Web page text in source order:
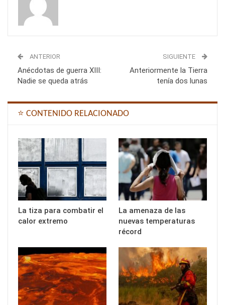
ANTERIOR
Anécdotas de guerra XIII:
Nadie se queda atrás
SIGUIENTE
Anteriormente la Tierra
tenía dos lunas
⭐ CONTENIDO RELACIONADO
La tiza para combatir el
calor extremo
La amenaza de las
nuevas temperaturas
récord